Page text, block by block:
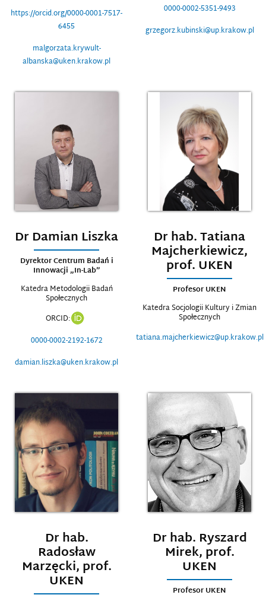
https://orcid.org/0000-0001-7517-
6455
malgorzata.krywult-
albanska@uken.krakow.pl
0000-0002-5351-9493
grzegorz.kubinski@up.krakow.pl
Dr Damian Liszka
Dyrektor Centrum Badań i
Innowacji „In-Lab”
Katedra Metodologii Badań
Społecznych
ORCID:
0000-0002-2192-1672
damian.liszka@uken.krakow.pl
Dr hab. Tatiana
Majcherkiewicz,
prof. UKEN
Profesor UKEN
Katedra Socjologii Kultury i Zmian
Społecznych
tatiana.majcherkiewicz@up.krakow.pl
Dr hab.
Radosław
Marzęcki, prof.
UKEN
Dr hab. Ryszard
Mirek, prof.
UKEN
Profesor UKEN